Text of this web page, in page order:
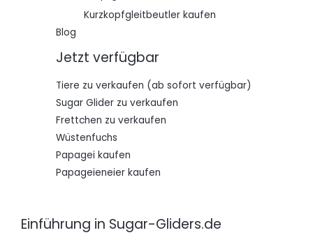
Kurzkopfgleitbeutler kaufen
Blog
Jetzt verfügbar
Tiere zu verkaufen (ab sofort verfügbar)
Sugar Glider zu verkaufen
Frettchen zu verkaufen
Wüstenfuchs
Papagei kaufen
Papageieneier kaufen
Einführung in Sugar-Gliders.de